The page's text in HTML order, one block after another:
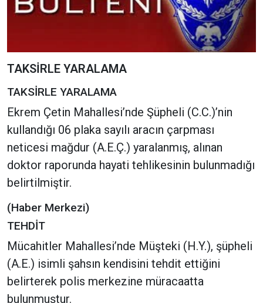
TAKSİRLE YARALAMA
TAKSİRLE YARALAMA
Ekrem Çetin Mahallesi’nde Şüpheli (C.C.)’nin
kullandığı 06 plaka sayılı aracın çarpması
neticesi mağdur (A.E.Ç.) yaralanmış, alınan
doktor raporunda hayati tehlikesinin bulunmadığı
belirtilmiştir.
(Haber Merkezi)
TEHDİT
Mücahitler Mahallesi’nde Müşteki (H.Y.), şüpheli
(A.E.) isimli şahsın kendisini tehdit ettiğini
belirterek polis merkezine müracaatta
bulunmuştur.